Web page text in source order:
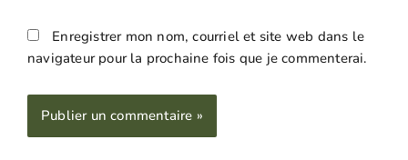
Enregistrer mon nom, courriel et site web dans le
navigateur pour la prochaine fois que je commenterai.